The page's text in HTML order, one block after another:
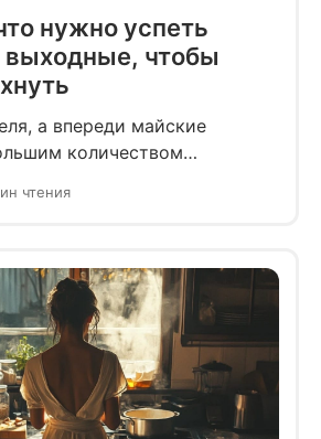
нужно успеть
выходные, чтобы
а впереди майские
количеством
Рекомендуем вам начать
чтения